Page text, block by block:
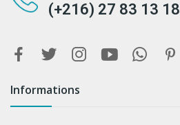
(+216) 27 83 13 18
Informations